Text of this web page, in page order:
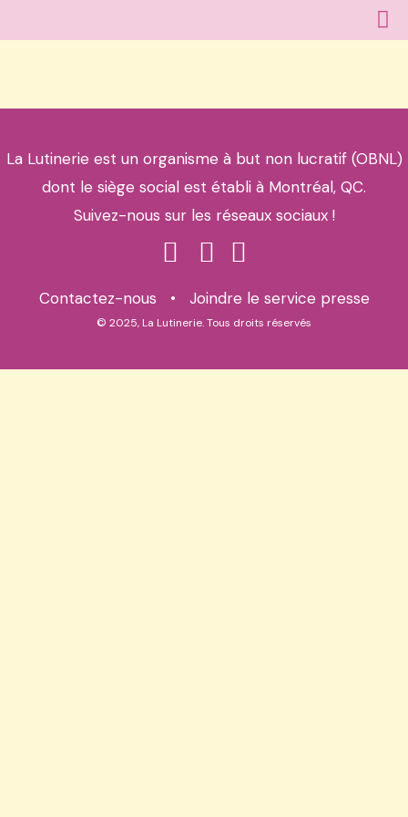
La Lutinerie est un organisme à but non lucratif (OBNL)
dont le siège social est établi à Montréal, QC.
Suivez-nous sur les réseaux sociaux !
Contactez-nous • Joindre le service presse
© 2025, La Lutinerie. Tous droits réservés